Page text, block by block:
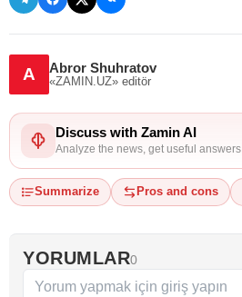
A Abror Shuhratov
«ZAMIN.UZ» editör
Discuss with Zamin AI
Analyze the news, get useful answers
Summarize Pros and cons
YORUMLAR0